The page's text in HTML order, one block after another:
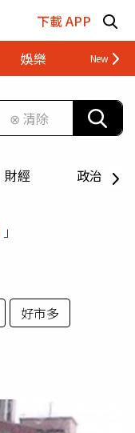
下載 APP
娛樂 財經
⊗ 清除
財經 政治
」
好市多